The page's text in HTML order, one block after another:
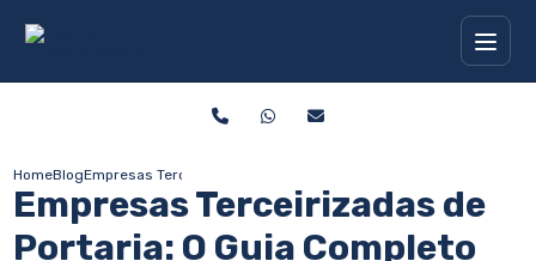
HomeBlogEmpresas Terceirizadas de Portaria: O Guia Completo para
Empresas Terceirizadas de
Portaria: O Guia Completo